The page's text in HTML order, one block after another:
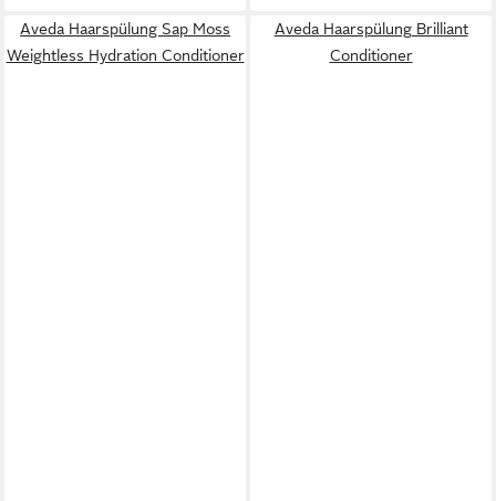
Aveda Haarspülung Sap Moss
Weightless Hydration Conditioner
Aveda Haarspülung Brilliant
Conditioner